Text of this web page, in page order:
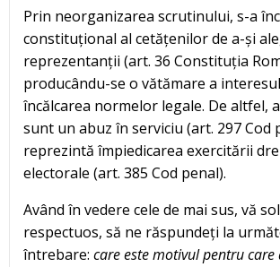
Prin neorganizarea scrutinului, s-a
constituțional al cetățenilor de a-și
reprezentanții (art. 36 Constituția
producându-se o vătămare a
încălcarea normelor legale. De altfel,
sunt un abuz în serviciu (art. 297 Cod
reprezintă împiedicarea exercitării
electorale (art. 385 Cod penal).
Având în vedere cele de mai sus, vă
respectuos, să ne răspundeți la
întrebare: care este motivul pentru